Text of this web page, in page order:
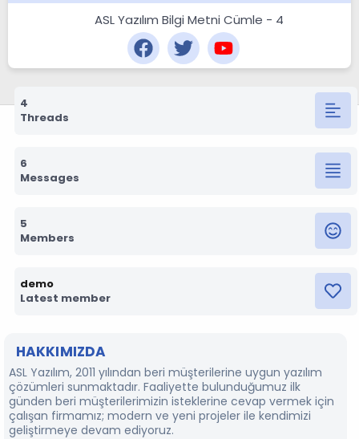
ASL Yazılım Bilgi Metni Cümle - 4
4
Threads
6
Messages
5
Members
demo
Latest member
HAKKIMIZDA
ASL Yazılım, 2011 yılından beri müşterilerine uygun yazılım
çözümleri sunmaktadır. Faaliyette bulunduğumuz ilk
günden beri müşterilerimizin isteklerine cevap vermek için
çalışan firmamız; modern ve yeni projeler ile kendimizi
geliştirmeye devam ediyoruz.